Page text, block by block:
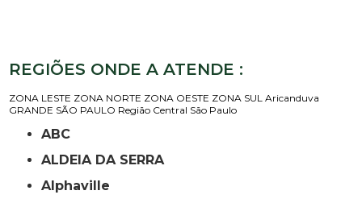
REGIÕES ONDE A ATENDE :
ZONA LESTE ZONA NORTE ZONA OESTE ZONA SUL Aricanduva
GRANDE SÃO PAULO Região Central São Paulo
ABC
ALDEIA DA SERRA
Alphaville